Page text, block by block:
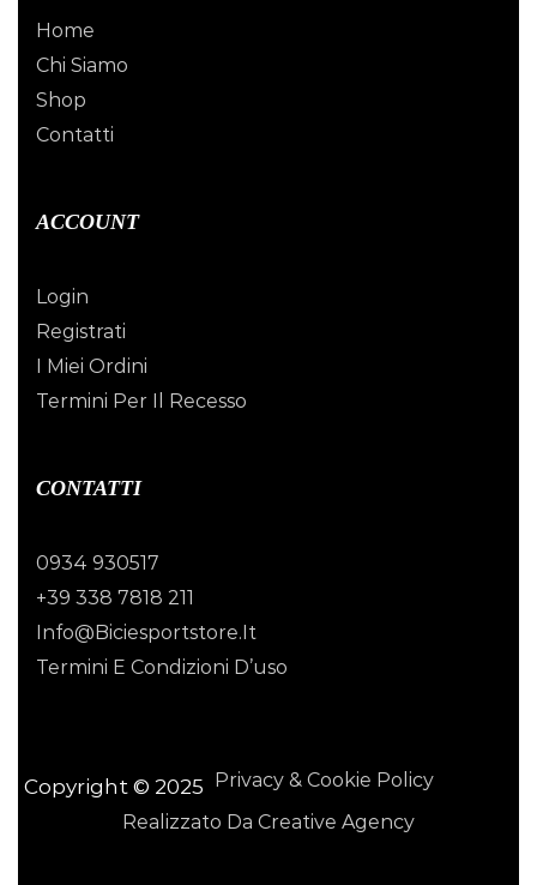
Home
Chi Siamo
Shop
Contatti
ACCOUNT
Login
Registrati
I Miei Ordini
Termini Per Il Recesso
CONTATTI
0934 930517
+39 338 7818 211
Info@biciesportstore.it
Termini E Condizioni D’uso
Copyright © 2025 Privacy & Cookie Policy
Realizzato Da Creative Agency